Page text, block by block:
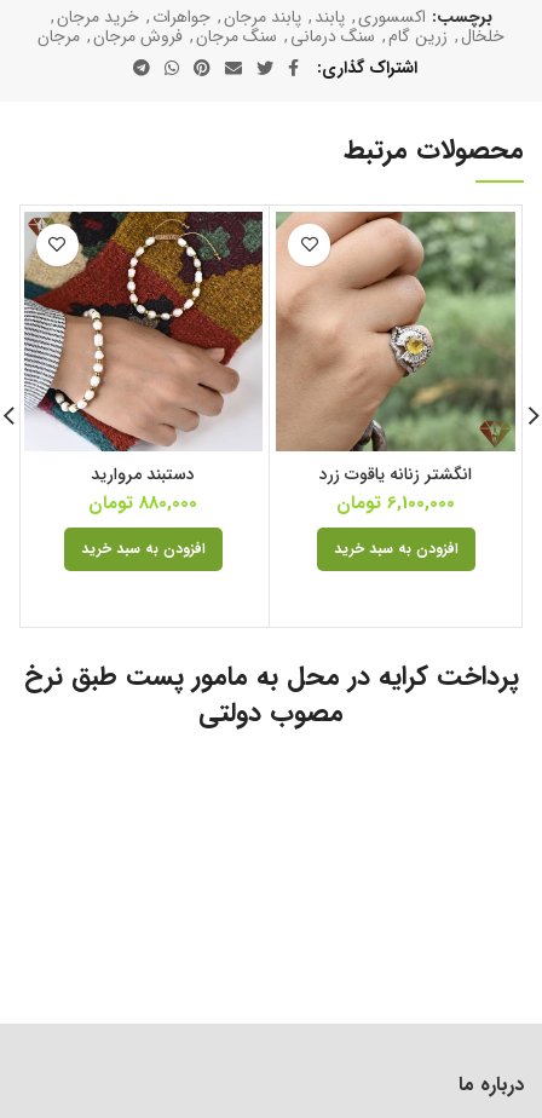
برچسب: اکسسوری, پابند, پابند مرجان, جواهرات, خرید مرجان,
خلخال, زرین گام, سنگ درمانی, سنگ مرجان, فروش مرجان, مرجان
اشتراک گذاری
محصولات مرتبط
انگشتر زنانه یاقوت زرد
6,100,000 تومان
افزودن به سبد خرید
دستبند مروارید
880,000 تومان
افزودن به سبد خرید
پرداخت کرایه در محل به مامور پست طبق نرخ
مصوب دولتی
درباره ما